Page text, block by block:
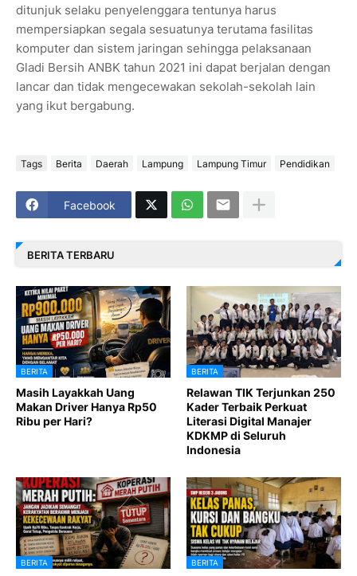
ditunjuk selaku penyelenggara tentunya harus
mempersiapkan segala sesuatunya terutama fasilitas
komputer dan sistem jaringan sehingga pelaksanaan
Gladi Bersih ANBK tahun 2021 ini dapat berjalan dengan
lancar dan tidak mengecewakan sekolah-sekolah lain
yang ikut bergabung.
Tags Berita Daerah Lampung Lampung Timur Pendidikan
Facebook
BERITA TERBARU
BERITA
Masih Layakkah Uang
Makan Driver Hanya Rp50
Ribu per Hari?
BERITA
Relawan TIK Terjunkan 250
Kader Terbaik Perkuat
Literasi Digital Manajer
KDKMP di Seluruh
Indonesia
BERITA BERITA